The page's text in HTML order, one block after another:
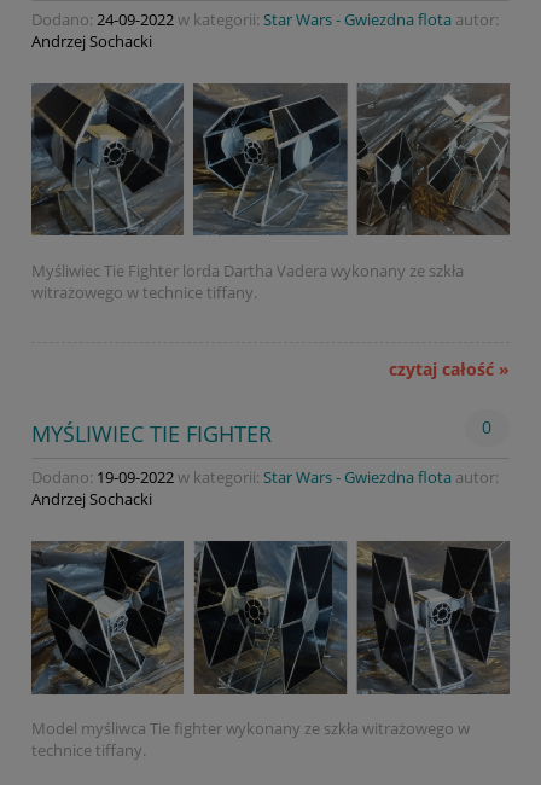
Dodano: 24-09-2022w kategorii: Star Wars - Gwiezdna flota autor:
Andrzej Sochacki
Myśliwiec Tie Fighter lorda Dartha Vadera wykonany ze szkła
witrażowego w technice tiffany.
czytaj całość »
MYŚLIWIEC TIE FIGHTER 0
Dodano: 19-09-2022w kategorii: Star Wars - Gwiezdna flota autor:
Andrzej Sochacki
Model myśliwca Tie fighter wykonany ze szkła witrażowego w
technice tiffany.